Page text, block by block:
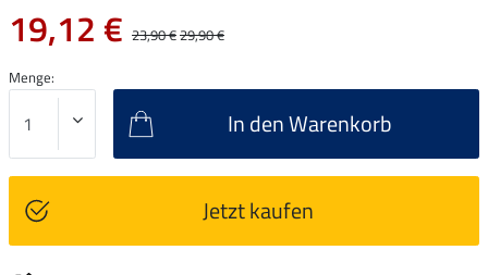
19,12 € 23,90 €29,90 €
Menge:
In den Warenkorb
Jetzt kaufen